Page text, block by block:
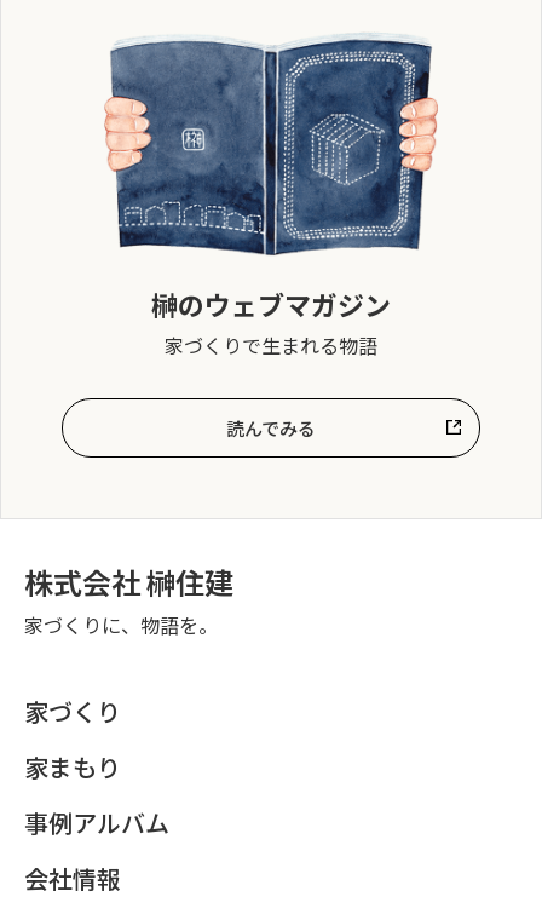
榊のウェブマガジン
家づくりで生まれる物語
読んでみる
株式会社 榊住建
家づくりに、物語を。
家づくり
家まもり
事例アルバム
会社情報